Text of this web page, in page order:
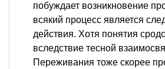
побуждает возникновение
всякий процесс является
действия. Хотя понятия
вследствие тесной
Переживания тоже скорее